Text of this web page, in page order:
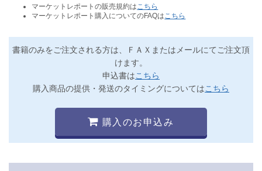
マーケットレポートの販売規約は こちら
マーケットレポート購入についてのFAQは こちら
書籍のみをご注文される方は、ＦＡＸまたはメールにてご注文頂
けます。
申込書はこちら
購入商品の提供・発送のタイミングについてはこちら
購入のお申込み